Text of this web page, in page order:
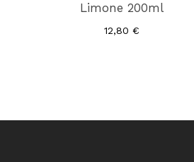
Limone 200ml
12,80€